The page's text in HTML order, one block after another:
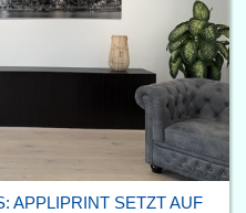
APPLIPRINT SETZT AUF